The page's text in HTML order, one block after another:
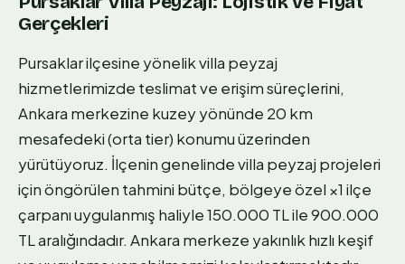
Gerçekleri
Pursaklar ilçesine yönelik villa peyzaj
hizmetlerimizde teslimat ve erişim süreçlerini,
Ankara merkezine kuzey yönünde 20 km
mesafedeki (orta tier) konumu üzerinden
yürütüyoruz. İlçenin genelinde villa peyzaj projeleri
için öngörülen tahmini bütçe, bölgeye özel ×1 ilçe
çarpanı uygulanmış haliyle 150.000 TL ile 900.000
TL aralığındadır. Ankara merkeze yakınlık hızlı keşif